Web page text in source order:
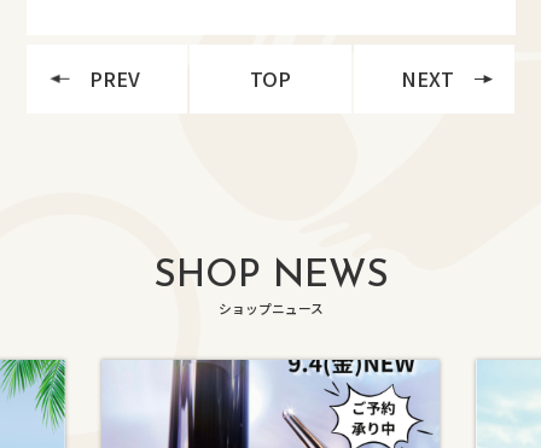
PREV TOP NEXT
SHOP NEWS
ショップニュース